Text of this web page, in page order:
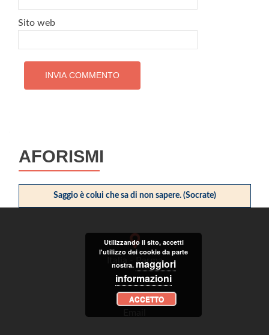
Sito web
AFORISMI
Saggio è colui che sa di non sapere. (Socrate)
Italia - Parma
Utilizzando il sito, accetti
l'utilizzo dei cookie da parte
nostra. maggiori
informazioni
ACCETTO